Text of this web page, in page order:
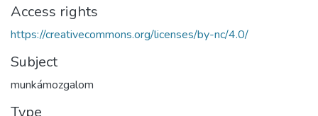
Access rights
https://creativecommons.org/licenses/by-nc/4.0/
Subject
munkámozgalom
Type